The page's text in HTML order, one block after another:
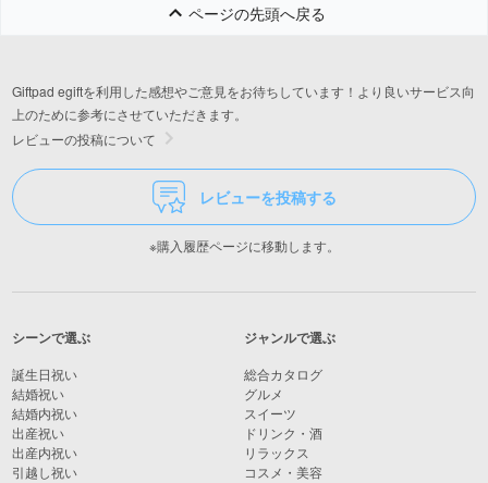
ページの先頭へ戻る
Giftpad egiftを利用した感想やご意見をお待ちしています！より良いサービス向
上のために参考にさせていただきます。
レビューの投稿について
レビューを投稿する
※購入履歴ページに移動します。
シーンで選ぶ
誕生日祝い
結婚祝い
結婚内祝い
出産祝い
出産内祝い
引越し祝い
ジャンルで選ぶ
総合カタログ
グルメ
スイーツ
ドリンク・酒
リラックス
コスメ・美容